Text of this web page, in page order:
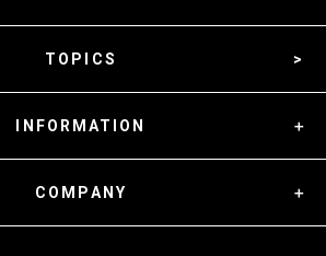
TOPICS
INFORMATION
COMPANY